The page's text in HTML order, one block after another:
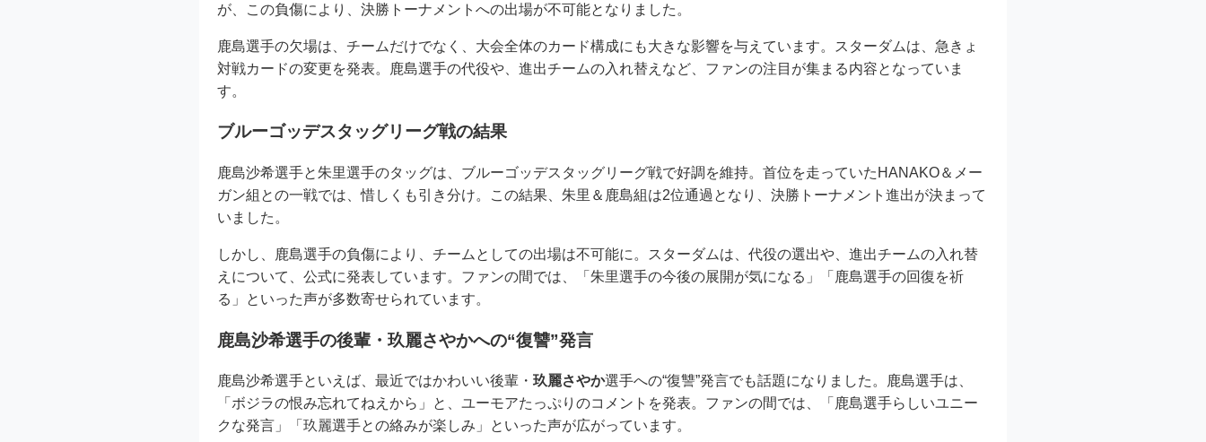
が、この負傷により、決勝トーナメントへの出場が不可能となりました。
鹿島選手の欠場は、チームだけでなく、大会全体のカード構成にも大きな影響を与えています。スターダムは、急きょ
対戦カードの変更を発表。鹿島選手の代役や、進出チームの入れ替えなど、ファンの注目が集まる内容となっていま
す。
ブルーゴッデスタッグリーグ戦の結果
鹿島沙希選手と朱里選手のタッグは、ブルーゴッデスタッグリーグ戦で好調を維持。首位を走っていたHANAKO＆メー
ガン組との一戦では、惜しくも引き分け。この結果、朱里＆鹿島組は2位通過となり、決勝トーナメント進出が決まって
いました。
しかし、鹿島選手の負傷により、チームとしての出場は不可能に。スターダムは、代役の選出や、進出チームの入れ替
えについて、公式に発表しています。ファンの間では、「朱里選手の今後の展開が気になる」「鹿島選手の回復を祈
る」といった声が多数寄せられています。
鹿島沙希選手の後輩・玖麗さやかへの“復讐”発言
鹿島沙希選手といえば、最近ではかわいい後輩・ 玖麗さやか選手への“復讐”発言でも話題になりました。鹿島選手は、
「ボジラの恨み忘れてねえから」と、ユーモアたっぷりのコメントを発表。ファンの間では、「鹿島選手らしいユニー
クな発言」「玖麗選手との絡みが楽しみ」といった声が広がっています。